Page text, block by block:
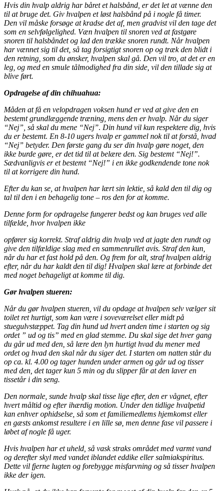
Hvis din hvalp aldrig har båret et halsbånd, er det let at vænne den
til at bruge det. Giv hvalpen et løst halsbånd på i nogle få timer.
Den vil måske forsøge at kradse det af, men gradvist vil den tage det
som en selvfølgelighed. Væn hvalpen til snoren ved at fastgøre
snoren til halsbåndet og lad den trække snoren rundt. Når hvalpen
har vænnet sig til det, så tag forsigtigt snoren op og træk den blidt i
den retning, som du ønsker, hvalpen skal gå. Den vil tro, at det er en
leg, og med en smule tålmodighed fra din side, vil den tillade sig at
blive ført.
Opdragelse af din chihuahua:
Måden at få en velopdragen voksen hund er ved at give den en
bestemt grundlæggende træning, mens den er hvalp. Når du siger
“Nej”, så skal du mene “Nej”. Din hund vil kun respektere dig, hvis
du er bestemt. En 8-10 ugers hvalp er gammel nok til at forstå, hvad
“Nej” betyder. Den første gang du ser din hvalp gøre noget, den
ikke burde gøre, er det tid til at belære den. Sig bestemt “Nej!”.
Sædvanligvis er et bestemt “Nej!” i en ikke godkendende tone nok
til at korrigere din hund.
Efter du kan se, at hvalpen har lært sin lektie, så kald den til dig og
tal til den i en behagelig tone – ros den for at komme.
Denne form for opdragelse fungerer bedst og kan bruges ved alle
tilfælde, hvor hvalpen ikke
opfører sig korrekt. Straf aldrig din hvalp ved at jagte den rundt og
give den tilfældige slag med en sammenrullet avis. Straf den kun,
når du har et fast hold på den. Og frem for alt, straf hvalpen aldrig
efter, når du har kaldt den til dig! Hvalpen skal lære at forbinde det
med noget behageligt at komme til dig.
Gør hvalpen stueren:
Når du gør hvalpen stueren, vil du opdage at hvalpen selv vælger sit
toilet ret hurtigt, som kan være i soveværelset eller midt på
stuegulvstæppet. Tag din hund ud hvert anden time i starten og sig
ordet ” ud og tis” med en glad stemme. Du skal sige det hver gang
du går ud med den, så lære den lyn hurtigt hvad du mener med
ordet og hvad den skal når du siger det. I starten om natten står du
op ca. kl. 4.00 og tager hunden under armen og går ud og tisser
med den, det tager kun 5 min og du slipper får at den laver en
tissetår i din seng.
Den normale, sunde hvalp skal tisse lige efter, den er vågnet, efter
hvert måltid og efter ihærdig motion. Under den tidlige hvalpetid
kan enhver ophidselse, så som et familiemedlems hjemkomst eller
en gæsts ankomst resultere i en lille sø, men denne fase vil passere i
løbet af nogle få uger.
Hvis hvalpen har et uheld, så vask straks området med varmt vand
og derefter skyl med vandet iblandet eddike eller salmiakspiritus.
Dette vil fjerne lugten og forebygge misfarvning og så tisser hvalpen
ikke der igen.